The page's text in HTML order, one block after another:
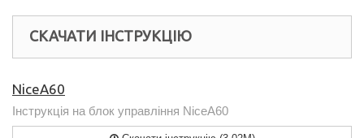
СКАЧАТИ ІНСТРУКЦІЮ
NiceA60
Інструкція на блок управління NiceA60